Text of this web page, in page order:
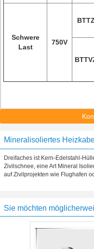
Schwere
Last
750V
BTTZ
Mineralisoliertes
Dreifaches ist Kern-Edelstahl-
Zivilschnee, eine Art Mineral
auf Zivilprojekten wie Flughafen
Sie möchten